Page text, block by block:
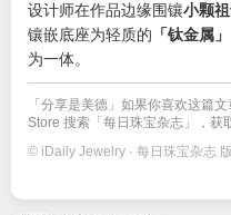
设计师在作品边缘围镶小颗
镶嵌底座为轻质的 「钛金属」
为一体。
「分享是美德」如果你喜欢这篇
Store 搜索「每日珠宝杂志」，获
© iDaily Jewelry · 每日珠宝杂志